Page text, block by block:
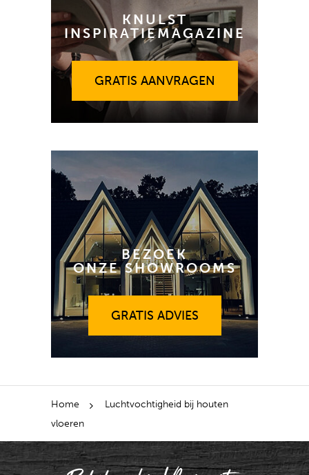
KNULST
INSPIRATIEMAGAZINE
GRATIS AANVRAGEN
GRATIS AANVRAGEN
BEZOEK
ONZE SHOWROOMS
GRATIS ADVIES
GRATIS ADVIES
Home
Luchtvochtigheid bij houten
vloeren